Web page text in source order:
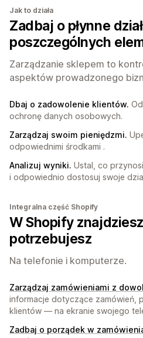
Jak to działa
Zadbaj o płynne
poszczególnych
Zarządzanie sklepem to
aspektów prowadzonego
Dbaj o zadowolenie klientów.
ochronę danych osobowych.
Zarządzaj swoim pieniędzmi.
odpowiednimi środkami .
Analizuj wyniki. Ustal, co
i odpowiednio dostosuj swoje
Integralna część Shopify
W Shopify
potrzebujesz
Na telefonie i komputerze.
Zarządzaj zamówieniami z
informacje dotyczące zamówień,
klientów — na ekranie swojego
Zadbaj o porządek w